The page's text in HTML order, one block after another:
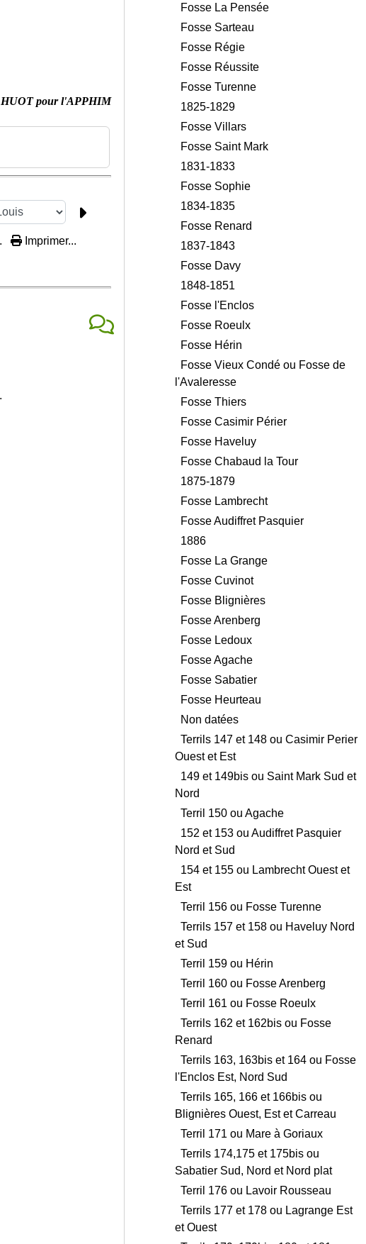
HUOT pour l'APPHIM
Imprimer...
Fosse La Pensée
Fosse Sarteau
Fosse Régie
Fosse Réussite
Fosse Turenne
1825-1829
Fosse Villars
Fosse Saint Mark
1831-1833
Fosse Sophie
1834-1835
Fosse Renard
1837-1843
Fosse Davy
1848-1851
Fosse l'Enclos
Fosse Roeulx
Fosse Hérin
Fosse Vieux Condé ou Fosse de
l'Avaleresse
Fosse Thiers
Fosse Casimir Périer
Fosse Haveluy
Fosse Chabaud la Tour
1875-1879
Fosse Lambrecht
Fosse Audiffret Pasquier
1886
Fosse La Grange
Fosse Cuvinot
Fosse Blignières
Fosse Arenberg
Fosse Ledoux
Fosse Agache
Fosse Sabatier
Fosse Heurteau
Non datées
Terrils 147 et 148 ou Casimir Perier
Ouest et Est
149 et 149bis ou Saint Mark Sud et
Nord
Terril 150 ou Agache
152 et 153 ou Audiffret Pasquier
Nord et Sud
154 et 155 ou Lambrecht Ouest et
Est
Terril 156 ou Fosse Turenne
Terrils 157 et 158 ou Haveluy Nord
et Sud
Terril 159 ou Hérin
Terril 160 ou Fosse Arenberg
Terril 161 ou Fosse Roeulx
Terrils 162 et 162bis ou Fosse
Renard
Terrils 163, 163bis et 164 ou Fosse
l'Enclos Est, Nord Sud
Terrils 165, 166 et 166bis ou
Blignières Ouest, Est et Carreau
Terril 171 ou Mare à Goriaux
Terrils 174,175 et 175bis ou
Sabatier Sud, Nord et Nord plat
Terril 176 ou Lavoir Rousseau
Terrils 177 et 178 ou Lagrange Est
et Ouest